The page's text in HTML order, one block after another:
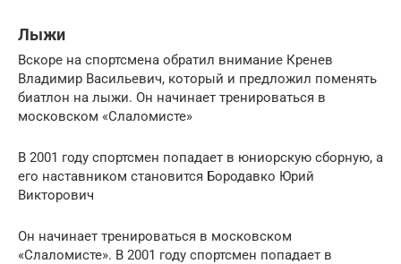
Лыжи
Вскоре на спортсмена обратил внимание Кренев
Владимир Васильевич, который и предложил поменять
биатлон на лыжи. Он начинает тренироваться в
московском «Слаломисте»
В 2001 году спортсмен попадает в юниорскую сборную, а
его наставником становится Бородавко Юрий
Викторович
Он начинает тренироваться в московском
«Слаломисте». В 2001 году спортсмен попадает в